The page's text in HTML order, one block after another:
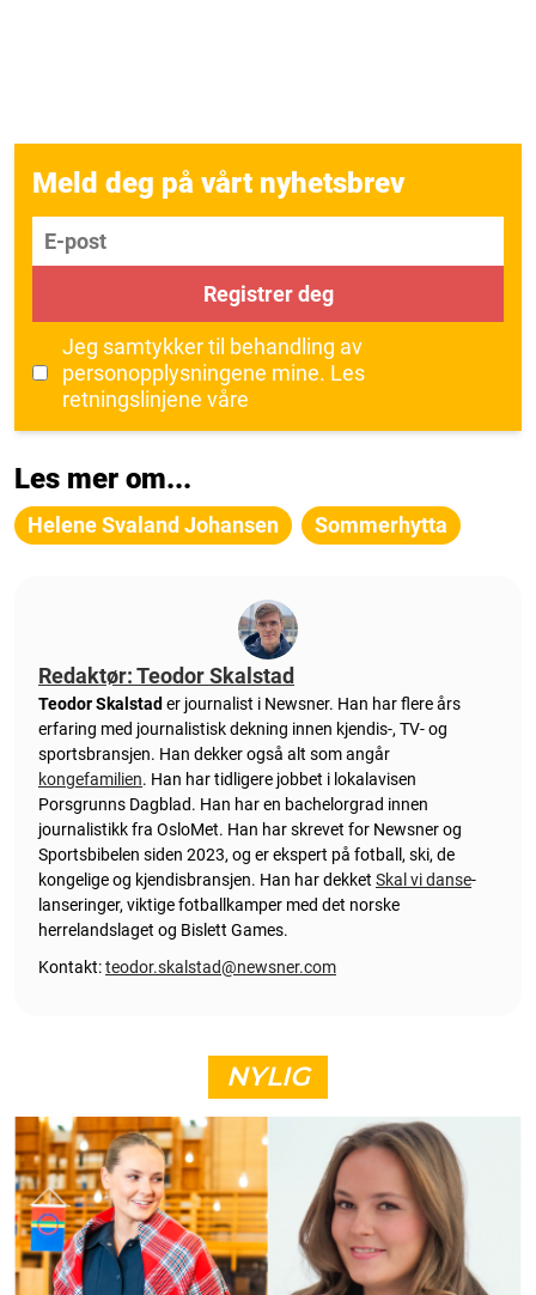
Meld deg på vårt nyhetsbrev
E-post
Registrer deg
Jeg samtykker til behandling av
personopplysningene mine. Les
retningslinjene våre
Les mer om...
Helene Svaland Johansen Sommerhytta
Redaktør: Teodor Skalstad
Teodor Skalstad er journalist i Newsner. Han har flere års
erfaring med journalistisk dekning innen kjendis-, TV- og
sportsbransjen. Han dekker også alt som angår
kongefamilien. Han har tidligere jobbet i lokalavisen
Porsgrunns Dagblad. Han har en bachelorgrad innen
journalistikk fra OsloMet. Han har skrevet for Newsner og
Sportsbibelen siden 2023, og er ekspert på fotball, ski, de
kongelige og kjendisbransjen. Han har dekket Skal vi danse-
lanseringer, viktige fotballkamper med det norske
herrelandslaget og Bislett Games.
Kontakt:teodor.skalstad@newsner.com
NYLIG